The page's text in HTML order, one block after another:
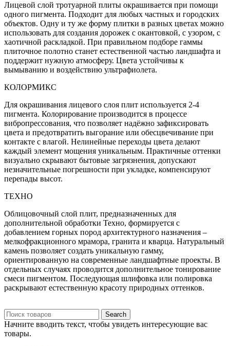
Лицевой слой тротуарной плиты окрашивается при помощи
одного пигмента. Подходит для любых частных и городских
объектов. Одну и ту же форму плитки в разных цветах можно
использовать для создания дорожек с окантовкой, с узором, с
хаотичной раскладкой. При правильном подборе гаммы
плиточное полотно станет естественной частью ландшафта и
поддержит нужную атмосферу. Цвета устойчивы к
вымыванию и воздействию ультрафиолета.
КОЛОРМИКС
Для окрашивания лицевого слоя плит используется 2-4
пигмента. Колорирование производится в процессе
вибропрессования, что позволяет надёжно зафиксировать
цвета и предотвратить выгорание или обесцвечивание при
контакте с влагой. Нелинейные переходы цвета делают
каждый элемент мощения уникальным. Практичные оттенки
визуально скрывают бытовые загрязнения, допускают
незначительные погрешности при укладке, компенсируют
перепады высот.
ТЕХНО
Облицовочный слой плит, предназначенных для
дополнительной обработки Техно, формируется с
добавлением горных пород архитектурного назначения –
мелкофракционного мрамора, гранита и кварца. Натуральный
камень позволяет создать уникальную гамму,
ориентированную на современные ландшафтные проекты. В
отдельных случаях проводится дополнительное тонирование
смеси пигментом. Последующая шлифовка или полировка
раскрывают естественную красоту природных оттенков.
Search
Начните вводить текст, чтобы увидеть интересующие вас
товары.